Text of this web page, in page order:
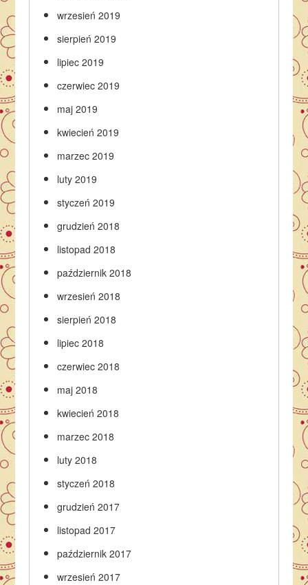
wrzesień 2019
sierpień 2019
lipiec 2019
czerwiec 2019
maj 2019
kwiecień 2019
marzec 2019
luty 2019
styczeń 2019
grudzień 2018
listopad 2018
październik 2018
wrzesień 2018
sierpień 2018
lipiec 2018
czerwiec 2018
maj 2018
kwiecień 2018
marzec 2018
luty 2018
styczeń 2018
grudzień 2017
listopad 2017
październik 2017
wrzesień 2017